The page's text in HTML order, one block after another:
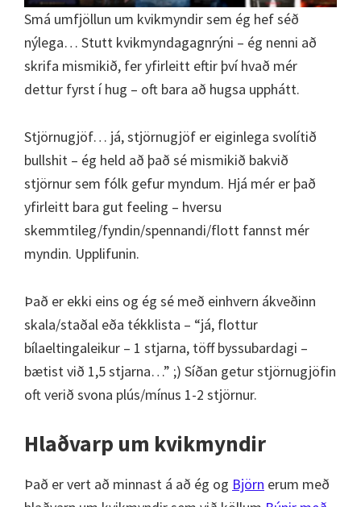
Smá umfjöllun um kvikmyndir sem ég hef séð
nýlega… Stutt kvikmyndagagnrýni – ég nenni að
skrifa mismikið, fer yfirleitt eftir því hvað mér
dettur fyrst í hug – oft bara að hugsa upphátt.
Stjörnugjöf… já, stjörnugjöf er eiginlega svolítið
bullshit – ég held að það sé mismikið bakvið
stjörnur sem fólk gefur myndum. Hjá mér er það
yfirleitt bara gut feeling – hversu
skemmtileg/fyndin/spennandi/flott fannst mér
myndin. Upplifunin.
Það er ekki eins og ég sé með einhvern ákveðinn
skala/staðal eða tékklista – “já, flottur
bílaeltingaleikur – 1 stjarna, töff byssubardagi –
bætist við 1,5 stjarna…” ;) Síðan getur stjörnugjöfin
oft verið svona plús/mínus 1-2 stjörnur.
Hlaðvarp um kvikmyndir
Það er vert að minnast á að ég og Björn erum með